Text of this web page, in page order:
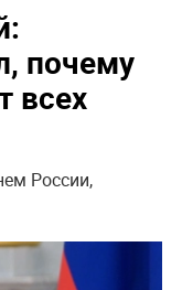
почему
всех
России,